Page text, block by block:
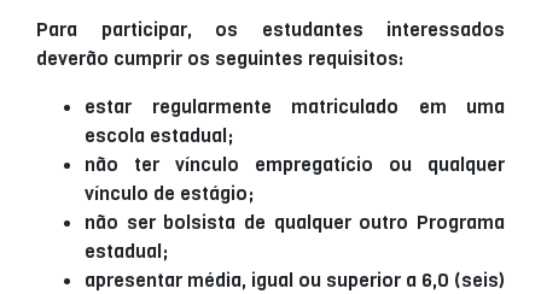
Para participar, os estudantes interessados
deverão cumprir os seguintes requisitos:
estar regularmente matriculado em uma
escola estadual;
não ter vínculo empregatício ou qualquer
vínculo de estágio;
não ser bolsista de qualquer outro Programa
estadual;
apresentar média, igual ou superior a 6,0 (seis)